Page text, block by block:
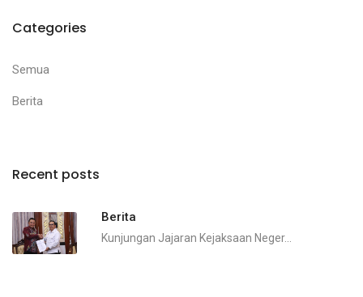
Categories
Semua
Berita
Recent posts
Berita
Kunjungan Jajaran Kejaksaan Neger...